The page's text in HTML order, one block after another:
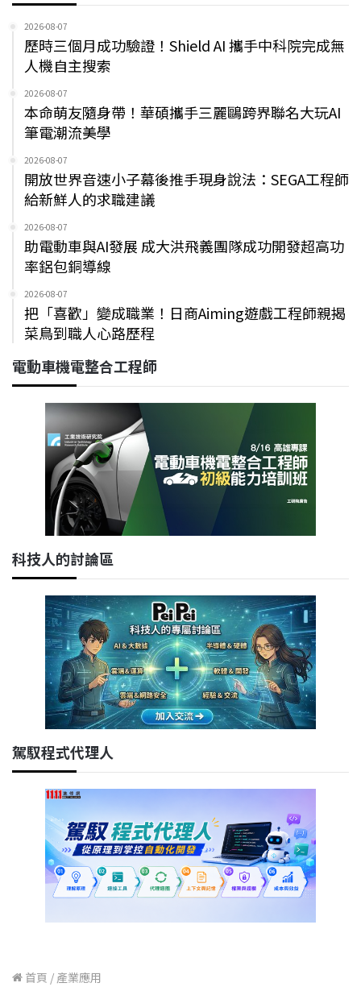
2026-08-07
歷時三個月成功驗證！Shield AI 攜手中科院完成無
人機自主搜索
2026-08-07
本命萌友隨身帶！華碩攜手三麗鷗跨界聯名大玩AI
筆電潮流美學
2026-08-07
開放世界音速小子幕後推手現身說法：SEGA工程師
給新鮮人的求職建議
2026-08-07
助電動車與AI發展 成大洪飛義團隊成功開發超高功
率鋁包銅導線
2026-08-07
把「喜歡」變成職業！日商Aiming遊戲工程師親揭
菜鳥到職人心路歷程
電動車機電整合工程師
科技人的討論區
駕馭程式代理人